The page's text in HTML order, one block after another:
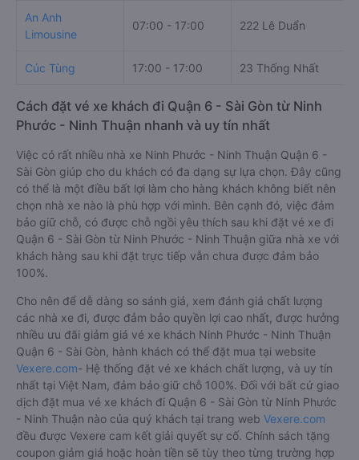
An Anh
Limousine
07:00 - 17:00 222 Lê Duẩn
Cúc Tùng 17:00 - 17:00 23 Thống Nhất
Cách đặt vé xe khách đi Quận 6 - Sài Gòn từ Ninh
Phước - Ninh Thuận nhanh và uy tín nhất
Việc có rất nhiều nhà xe Ninh Phước - Ninh Thuận Quận 6 -
Sài Gòn giúp cho du khách có đa dạng sự lựa chọn. Đây cũng
có thể là một điều bất lợi làm cho hàng khách không biết nên
chọn nhà xe nào là phù hợp với mình. Bên cạnh đó, việc đảm
bảo giữ chỗ, có được chỗ ngồi yêu thích sau khi đặt vé xe đi
Quận 6 - Sài Gòn từ Ninh Phước - Ninh Thuận giữa nhà xe với
khách hàng sau khi đặt trực tiếp vẫn chưa được đảm bảo
100%.
Cho nên để dễ dàng so sánh giá, xem đánh giá chất lượng
các nhà xe đi, được đảm bảo quyền lợi cao nhất, được hưởng
nhiều ưu đãi giảm giá vé xe khách Ninh Phước - Ninh Thuận
Quận 6 - Sài Gòn, hành khách có thể đặt mua tại website
Vexere.com- Hệ thống đặt vé xe khách chất lượng, và uy tín
nhất tại Việt Nam, đảm bảo giữ chỗ 100%. Đối với bất cứ giao
dịch đặt mua vé xe khách đi Quận 6 - Sài Gòn từ Ninh Phước
- Ninh Thuận nào của quý khách tại trang web Vexere.com
đều được Vexere cam kết giải quyết sự cố. Chính sách tặng
coupon giảm giá hoặc hoàn tiền sẽ tùy theo từng trường hợp